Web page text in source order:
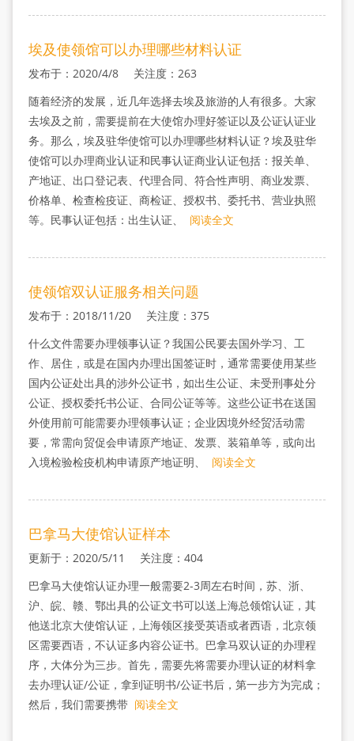
埃及使领馆可以办理哪些材料认证
发布于：2020/4/8 关注度：263
随着经济的发展，近几年选择去埃及旅游的人有很多。大家
去埃及之前，需要提前在大使馆办理好签证以及公证认证业
务。那么，埃及驻华使馆可以办理哪些材料认证？埃及驻华
使馆可以办理商业认证和民事认证商业认证包括：报关单、
产地证、出口登记表、代理合同、符合性声明、商业发票、
价格单、检查检疫证、商检证、授权书、委托书、营业执照
等。民事认证包括：出生认证、
阅读全文
使领馆双认证服务相关问题
发布于：2018/11/20 关注度：375
什么文件需要办理领事认证？我国公民要去国外学习、工
作、居住，或是在国内办理出国签证时，通常需要使用某些
国内公证处出具的涉外公证书，如出生公证、未受刑事处分
公证、授权委托书公证、合同公证等等。这些公证书在送国
外使用前可能需要办理领事认证；企业因境外经贸活动需
要，常需向贸促会申请原产地证、发票、装箱单等，或向出
入境检验检疫机构申请原产地证明、
阅读全文
巴拿马大使馆认证样本
更新于：2020/5/11 关注度：404
巴拿马大使馆认证办理一般需要2-3周左右时间，苏、浙、
沪、皖、赣、鄂出具的公证文书可以送上海总领馆认证，其
他送北京大使馆认证，上海领区接受英语或者西语，北京领
区需要西语，不认证多内容公证书。巴拿马双认证的办理程
序，大体分为三步。首先，需要先将需要办理认证的材料拿
去办理认证/公证，拿到证明书/公证书后，第一步方为完成；
然后，我们需要携带 阅读全文